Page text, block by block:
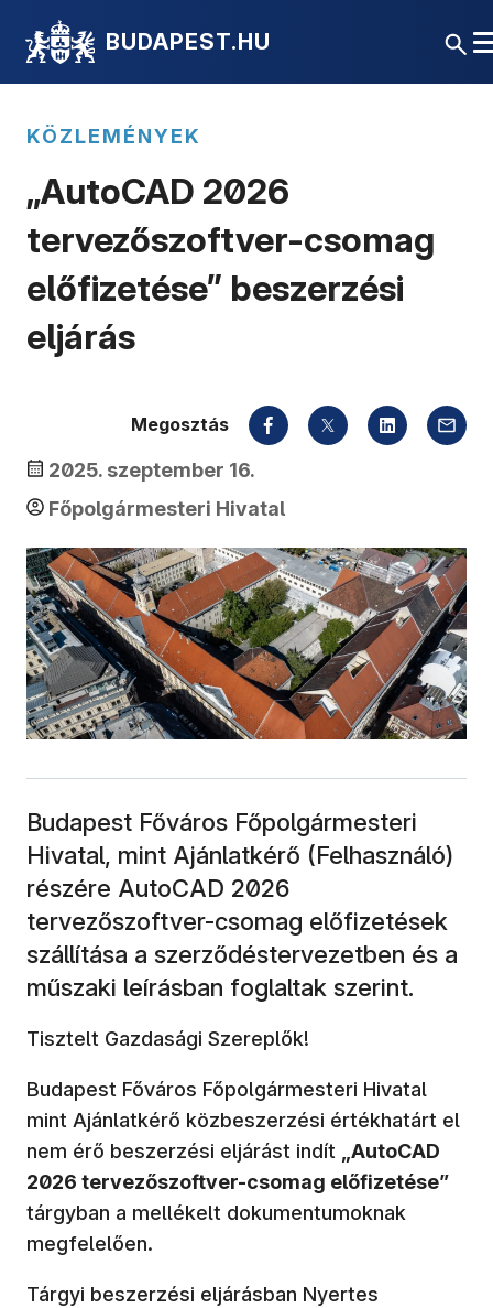
BUDAPEST.HU
KÖZLEMÉNYEK
„AutoCAD 2026
tervezőszoftver-csomag
előfizetése” beszerzési
eljárás
2025. szeptember 16.
Főpolgármesteri Hivatal
Megosztás
Budapest Főváros Főpolgármesteri
Hivatal, mint Ajánlatkérő (Felhasználó)
részére AutoCAD 2026
tervezőszoftver-csomag előfizetések
szállítása a szerződéstervezetben és a
műszaki leírásban foglaltak szerint.
Tisztelt Gazdasági Szereplők!
Budapest Főváros Főpolgármesteri Hivatal
mint Ajánlatkérő közbeszerzési értékhatárt el
nem érő beszerzési eljárást indít
„AutoCAD
2026 tervezőszoftver-csomag előfizetése”
tárgyban a mellékelt dokumentumoknak
megfelelően.
Tárgyi beszerzési eljárásban Nyertes